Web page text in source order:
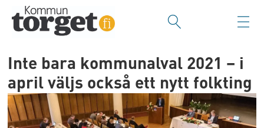
Inte bara kommunalval 2021 – i
april väljs också ett nytt folkting